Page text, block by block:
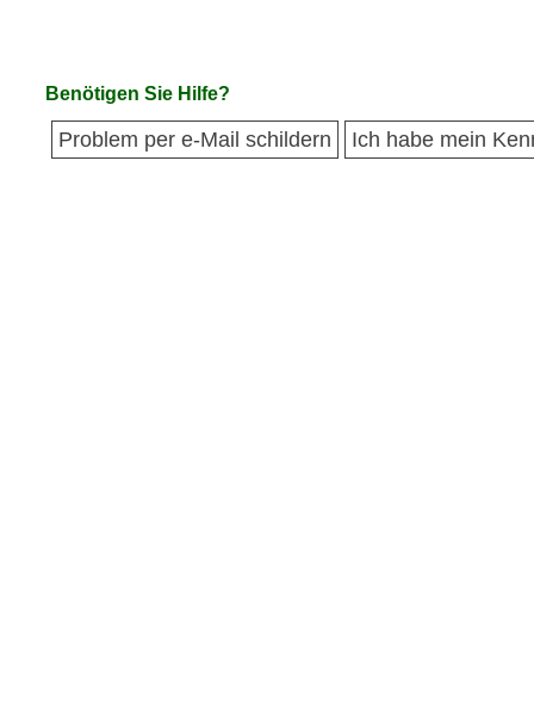
Benötigen Sie Hilfe?
Problem per e-Mail schildern Ich habe mein